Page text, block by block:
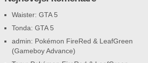
Waister: GTA 5
Tonda: GTA 5
admin: Pokémon FireRed & LeafGreen
(Gameboy Advance)